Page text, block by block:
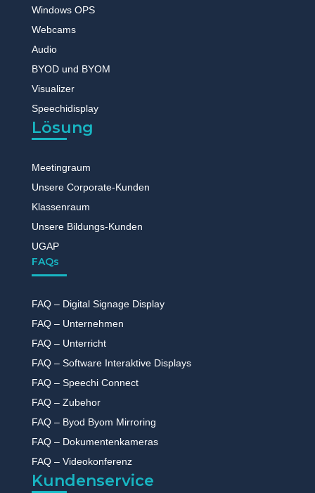
Windows OPS
Webcams
Audio
BYOD und BYOM
Visualizer
Speechidisplay
Lösung
Meetingraum
Unsere Corporate-Kunden
Klassenraum
Unsere Bildungs-Kunden
UGAP
FAQs
FAQ – Digital Signage Display
FAQ – Unternehmen
FAQ – Unterricht
FAQ – Software Interaktive Displays
FAQ – Speechi Connect
FAQ – Zubehor
FAQ – Byod Byom Mirroring
FAQ – Dokumentenkameras
FAQ – Videokonferenz
Kundenservice